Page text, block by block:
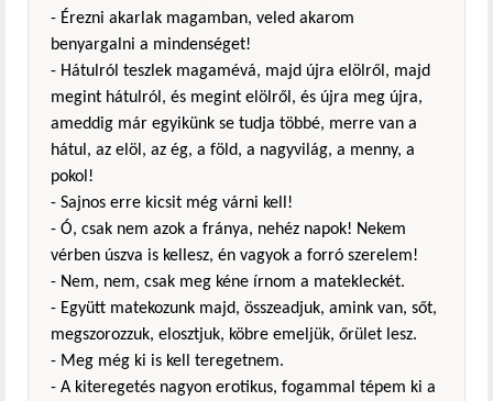
- Érezni akarlak magamban, veled akarom
benyargalni a mindenséget!
- Hátulról teszlek magamévá, majd újra elölről, majd
megint hátulról, és megint elölről, és újra meg újra,
ameddig már egyikünk se tudja többé, merre van a
hátul, az elöl, az ég, a föld, a nagyvilág, a menny, a
pokol!
- Sajnos erre kicsit még várni kell!
- Ó, csak nem azok a fránya, nehéz napok! Nekem
vérben úszva is kellesz, én vagyok a forró szerelem!
- Nem, nem, csak meg kéne írnom a matekleckét.
- Együtt matekozunk majd, összeadjuk, amink van, sőt,
megszorozzuk, elosztjuk, köbre emeljük, őrület lesz.
- Meg még ki is kell teregetnem.
- A kiteregetés nagyon erotikus, fogammal tépem ki a